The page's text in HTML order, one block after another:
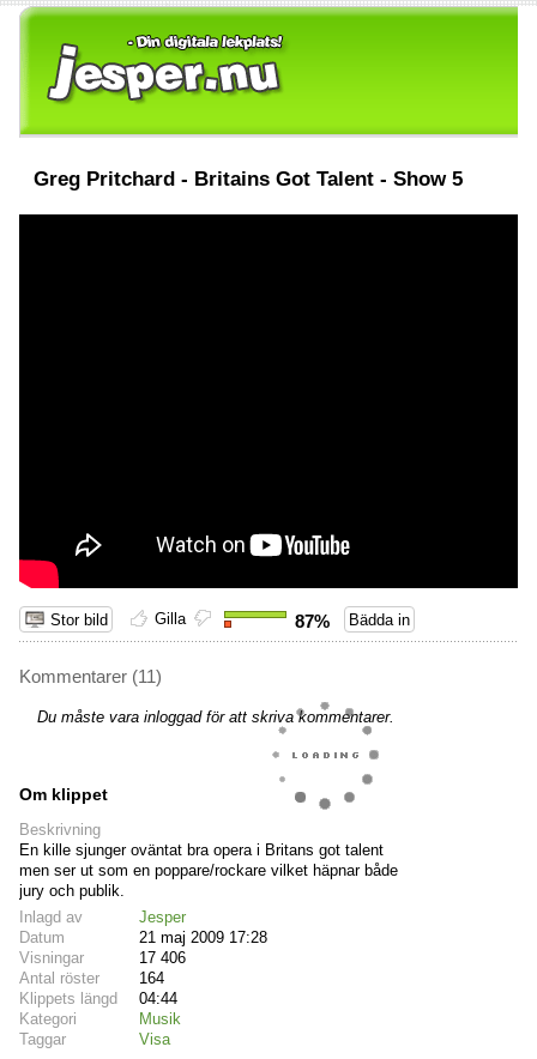
Greg Pritchard - Britains Got Talent - Show 5
Stor bild Gilla 87% Bädda in
Kommentarer (11)
Du måste vara inloggad för att skriva kommentarer.
Om klippet
Beskrivning
En kille sjunger oväntat bra opera i Britans got talent
men ser ut som en poppare/rockare vilket häpnar både
jury och publik.
Inlagd av
Jesper
Datum
21 maj 2009 17:28
Visningar
17 406
Antal röster
164
Klippets längd
04:44
Kategori
Musik
Taggar
Visa